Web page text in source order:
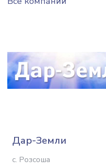
Дар-Земли
с. Розсоша